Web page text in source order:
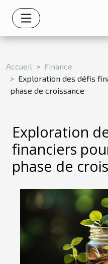
Accueil
Finance
Exploration des défis
phase de croissance
Exploration
financiers
phase de